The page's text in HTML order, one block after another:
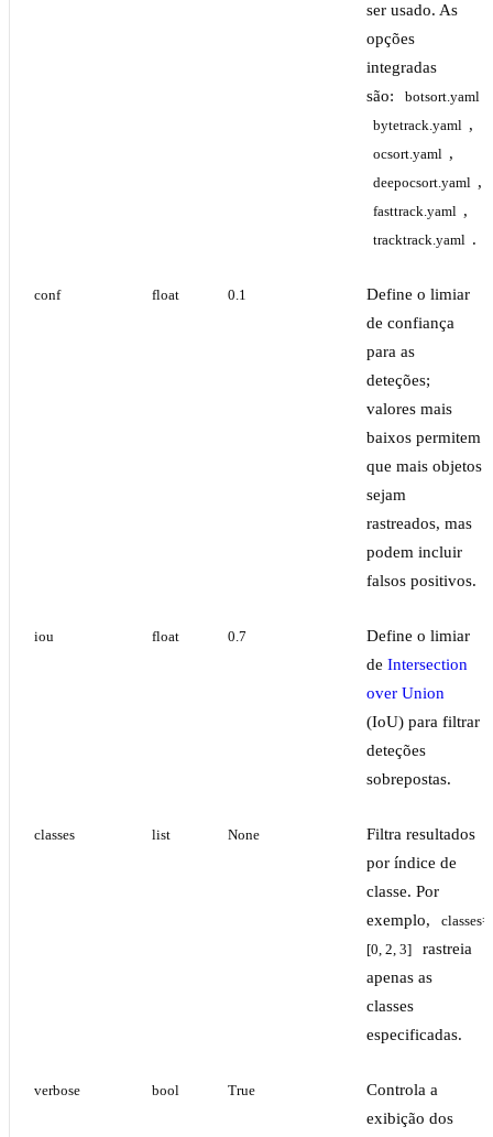
ser usado. As
opções
integradas
são:
botsort.yaml
bytetrack.yaml ,
ocsort.yaml ,
deepocsort.yaml ,
fasttrack.yaml ,
tracktrack.yaml .
conf float 0.1
Define o limiar
de confiança
para as
deteções;
valores mais
baixos permitem
que mais objetos
sejam
rastreados, mas
podem incluir
falsos positivos.
iou float 0.7
Define o limiar
de Intersection
over Union
(IoU) para filtrar
deteções
sobrepostas.
classes list None
Filtra resultados
por índice de
classe. Por
exemplo,
classes=
[0, 2, 3]
rastreia
apenas as
classes
especificadas.
verbose bool True
Controla a
exibição dos